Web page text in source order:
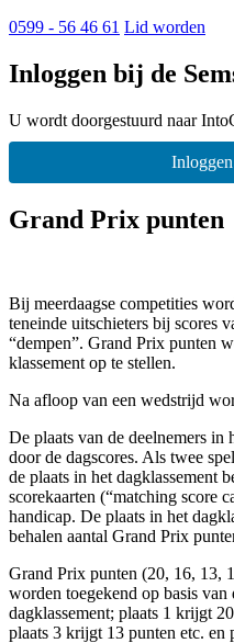
0599 - 56 46 61 Lid worden
Inloggen bij de
U wordt doorgestuurd naar
Grand Prix punten
Bij meerdaagse competities
teneinde uitschieters bij scores
“dempen”. Grand Prix punten
klassement op te stellen.
Na afloop van een wedstrijd
De plaats van de deelnemers in
door de dagscores. Als twee
de plaats in het dagklassement
scorekaarten (“matching score
handicap. De plaats in het
behalen aantal Grand Prix
Grand Prix punten (20, 16, 13,
worden toegekend op basis van
dagklassement; plaats 1 krijgt
plaats 3 krijgt 13 punten etc. en